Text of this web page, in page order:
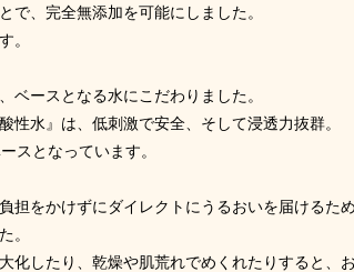
で、完全無添加を可能にしました。
。
ベースとなる水にこだわりました。
水』は、低刺激で安全、そして浸透力抜群。
スとなっています。
担をかけずにダイレクトにうるおいを届けるた
。
化したり、乾燥や肌荒れでめくれたりすると、